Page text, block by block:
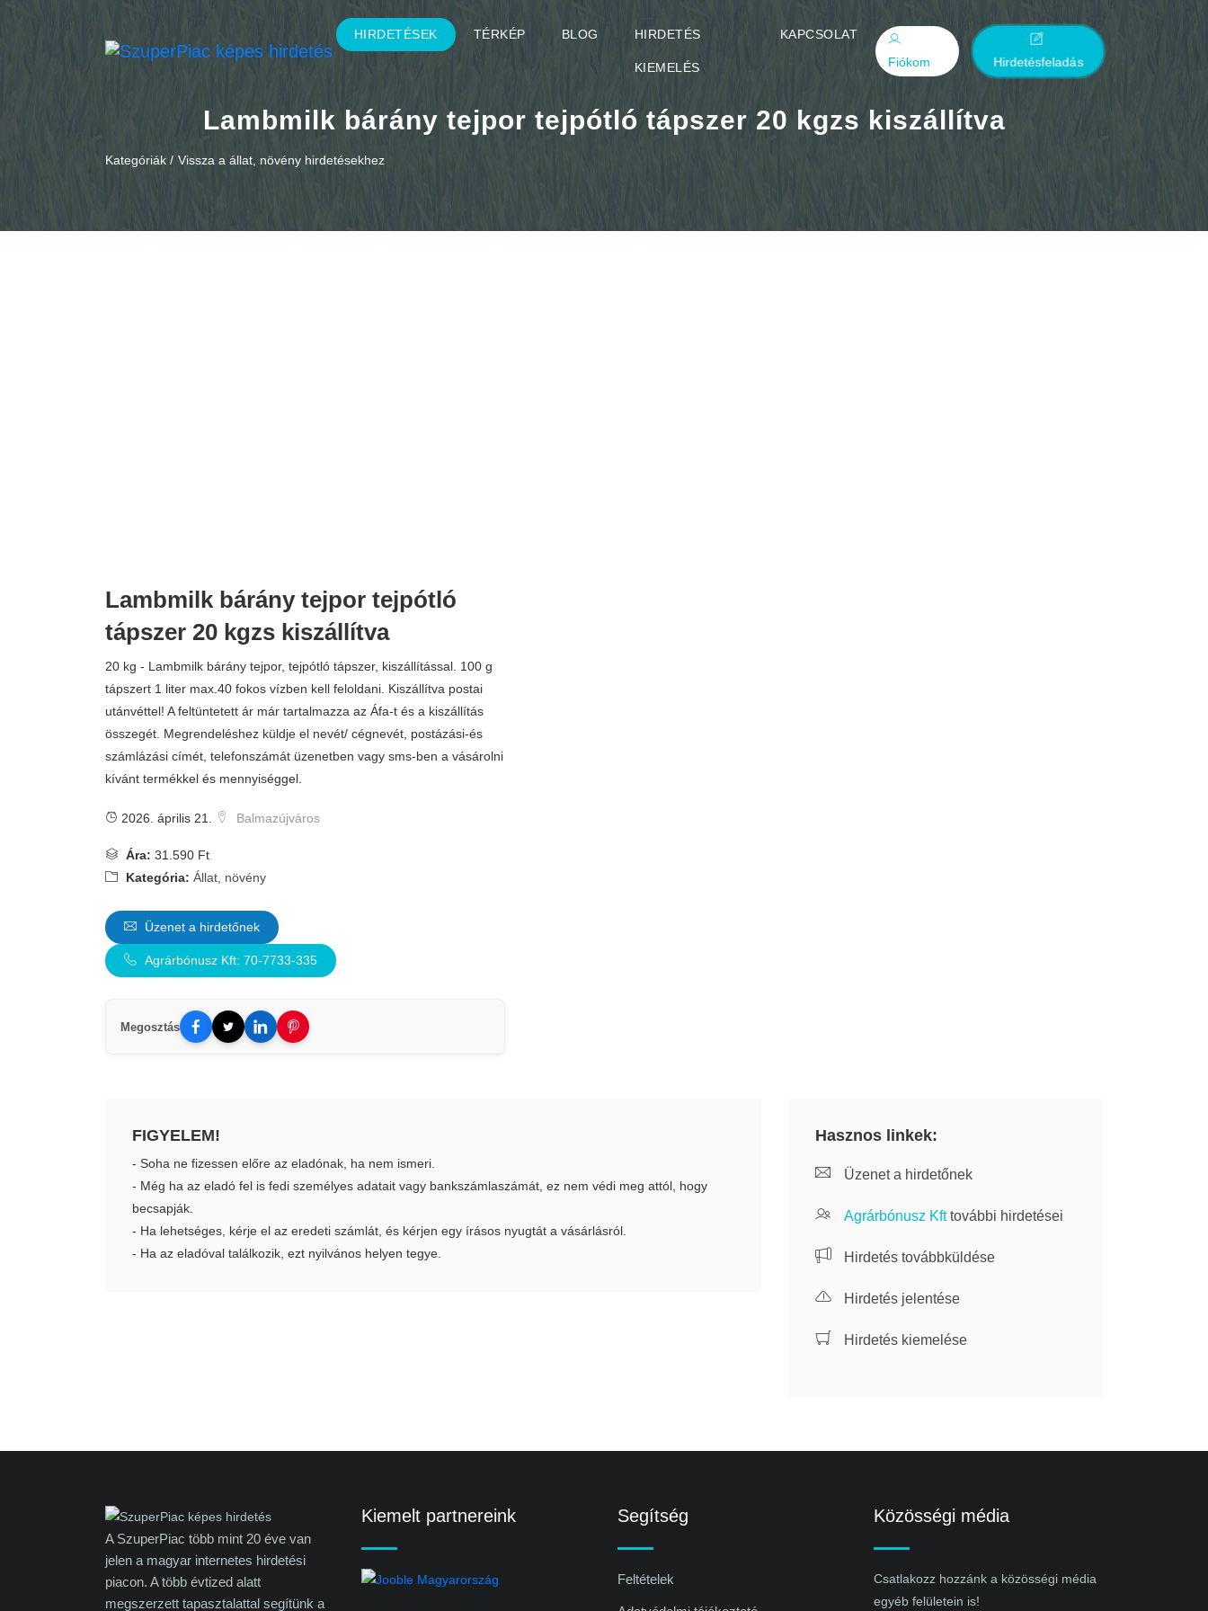
HIRDETÉSEK TÉRKÉP BLOG HIRDETÉS
KIEMELÉS
KAPCSOLAT
Fiókom
Hirdetésfeladás
Lambmilk bárány tejpor tejpótló tápszer 20 kgzs kiszállítva
Kategóriák / Vissza a állat, növény hirdetésekhez
Lambmilk bárány tejpor tejpótló
tápszer 20 kgzs kiszállítva
20 kg - Lambmilk bárány tejpor, tejpótló tápszer, kiszállítással. 100 g
tápszert 1 liter max.40 fokos vízben kell feloldani. Kiszállítva postai
utánvéttel! A feltüntetett ár már tartalmazza az Áfa-t és a kiszállítás
összegét. Megrendeléshez küldje el nevét/ cégnevét, postázási-és
számlázási címét, telefonszámát üzenetben vagy sms-ben a vásárolni
kívánt termékkel és mennyiséggel.
2026. április 21. Balmazújváros
Ára: 31.590 Ft
Kategória: Állat, növény
Üzenet a hirdetőnek
Agrárbónusz Kft: 70-7733-335
Megosztás
FIGYELEM!
- Soha ne fizessen előre az eladónak, ha nem ismeri.
- Még ha az eladó fel is fedi személyes adatait vagy bankszámlaszámát, ez nem védi meg attól, hogy
becsapják.
- Ha lehetséges, kérje el az eredeti számlát, és kérjen egy írásos nyugtát a vásárlásról.
- Ha az eladóval találkozik, ezt nyilvános helyen tegye.
Hasznos linkek:
Üzenet a hirdetőnek
Agrárbónusz Kfttovábbi hirdetései
Hirdetés továbbküldése
Hirdetés jelentése
Hirdetés kiemelése
A SzuperPiac több mint 20 éve van
jelen a magyar internetes hirdetési
piacon. A több évtized alatt
megszerzett tapasztalattal segítünk a
Kiemelt partnereink Segítség
Feltételek
Közösségi média
Csatlakozz hozzánk a közösségi média
egyéb felületein is!